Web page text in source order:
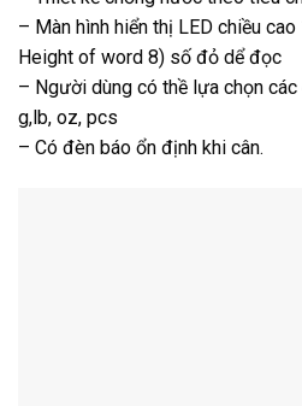
– Màn hình hiển thị LED chiều
Height of word 8) số đỏ dể đọc
– Người dùng có thề lựa chọn
g,lb, oz, pcs
– Có đèn báo ổn định khi cân.